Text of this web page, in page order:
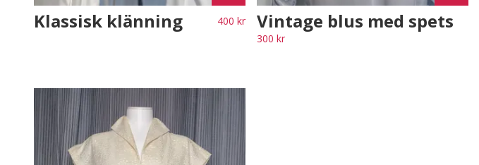
Klassisk klänning 400 kr Vintage blus med spets
300 kr